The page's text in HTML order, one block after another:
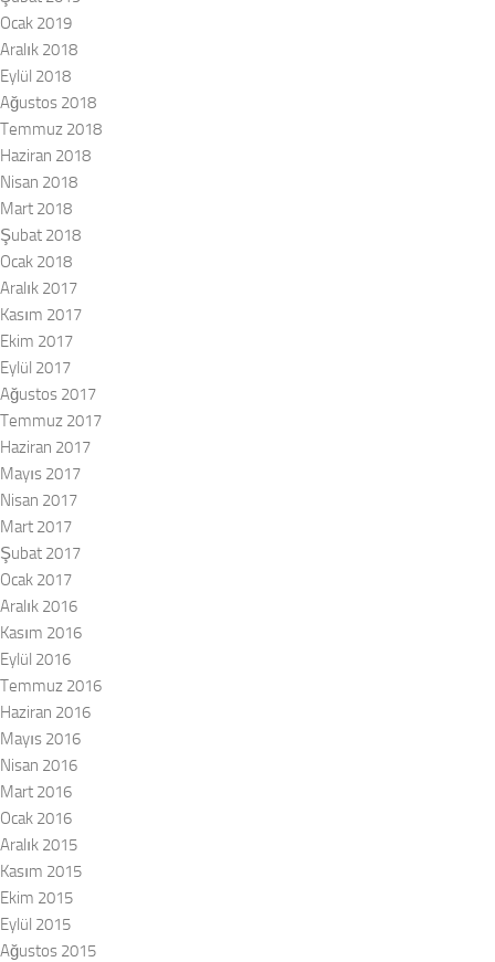
Ocak 2019
Aralık 2018
Eylül 2018
Ağustos 2018
Temmuz 2018
Haziran 2018
Nisan 2018
Mart 2018
Şubat 2018
Ocak 2018
Aralık 2017
Kasım 2017
Ekim 2017
Eylül 2017
Ağustos 2017
Temmuz 2017
Haziran 2017
Mayıs 2017
Nisan 2017
Mart 2017
Şubat 2017
Ocak 2017
Aralık 2016
Kasım 2016
Eylül 2016
Temmuz 2016
Haziran 2016
Mayıs 2016
Nisan 2016
Mart 2016
Ocak 2016
Aralık 2015
Kasım 2015
Ekim 2015
Eylül 2015
Ağustos 2015